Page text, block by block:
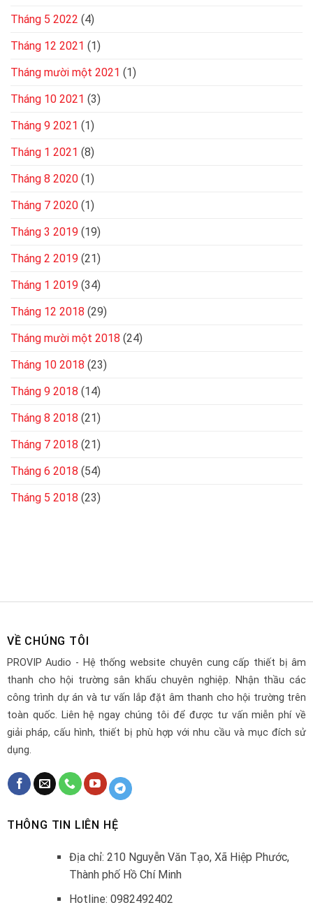
Tháng 5 2022 (4)
Tháng 12 2021 (1)
Tháng mười một 2021 (1)
Tháng 10 2021 (3)
Tháng 9 2021 (1)
Tháng 1 2021 (8)
Tháng 8 2020 (1)
Tháng 7 2020 (1)
Tháng 3 2019 (19)
Tháng 2 2019 (21)
Tháng 1 2019 (34)
Tháng 12 2018 (29)
Tháng mười một 2018 (24)
Tháng 10 2018 (23)
Tháng 9 2018 (14)
Tháng 8 2018 (21)
Tháng 7 2018 (21)
Tháng 6 2018 (54)
Tháng 5 2018 (23)
VỀ CHÚNG TÔI
PROVIP Audio - Hệ thống website chuyên cung cấp thiết bị âm
thanh cho hội trường sân khấu chuyên nghiệp. Nhận thầu các
công trình dự án và tư vấn lắp đặt âm thanh cho hội trường trên
toàn quốc. Liên hệ ngay chúng tôi để được tư vấn miễn phí về
giải pháp, cấu hình, thiết bị phù hợp với nhu cầu và mục đích sử
dụng.
THÔNG TIN LIÊN HỆ
Địa chỉ: 210 Nguyễn Văn Tạo, Xã Hiệp Phước,
Thành phố Hồ Chí Minh
Hotline: 0982492402